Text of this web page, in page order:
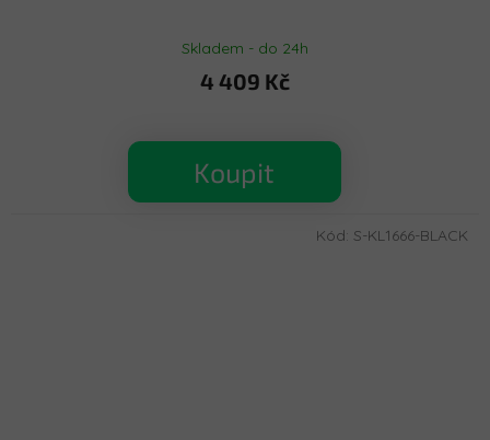
Skladem - do 24h
4 409 Kč
Koupit
Kód: S-KL1666-BLACK